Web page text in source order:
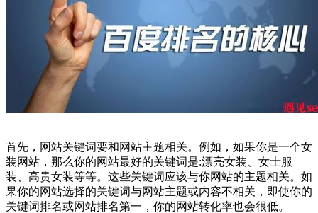
首先，网站关键词要和网站主题相关。例如，如果你是一个女
装网站，那么你的网站最好的关键词是:漂亮女装、女士服
装、高贵女装等等。这些关键词应该与你网站的主题相关。如
果你的网站选择的关键词与网站主题或内容不相关，即使你的
关键词排名或网站排名第一，你的网站转化率也会很低。